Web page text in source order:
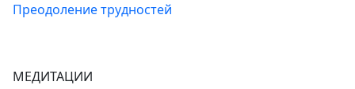
Преодоление трудностей
МЕДИТАЦИИ